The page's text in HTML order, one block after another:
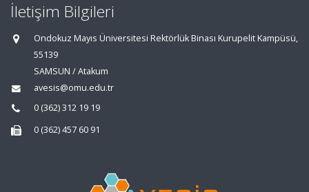
İletişim Bilgileri
Ondokuz Mayıs Üniversitesi Rektörlük Binası Kurupelit Kampüsü,
55139
SAMSUN / Atakum
avesis@omu.edu.tr
0 (362) 312 19 19
0 (362) 457 60 91